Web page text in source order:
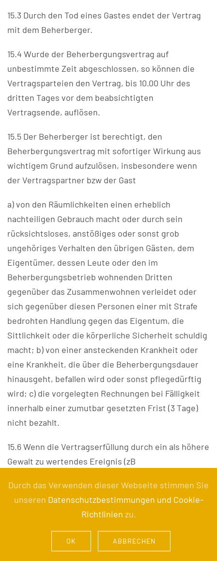
15.3 Durch den Tod eines Gastes endet der Vertrag
mit dem Beherberger.
15.4 Wurde der Beherbergungsvertrag auf
unbestimmte Zeit abgeschlossen, so können die
Vertragsparteien den Vertrag, bis 10.00 Uhr des
dritten Tages vor dem beabsichtigten
Vertragsende, auflösen.
15.5 Der Beherberger ist berechtigt, den
Beherbergungsvertrag mit sofortiger Wirkung aus
wichtigem Grund aufzulösen, insbesondere wenn
der Vertragspartner bzw der Gast
a) von den Räumlichkeiten einen erheblich
nachteiligen Gebrauch macht oder durch sein
rücksichtsloses, anstößiges oder sonst grob
ungehöriges Verhalten den übrigen Gästen, dem
Eigentümer, dessen Leute oder den im
Beherbergungsbetrieb wohnenden Dritten
gegenüber das Zusammenwohnen verleidet oder
sich gegenüber diesen Personen einer mit Strafe
bedrohten Handlung gegen das Eigentum, die
Sittlichkeit oder die körperliche Sicherheit schuldig
macht; b) von einer ansteckenden Krankheit oder
eine Krankheit, die über die Beherbergungsdauer
hinausgeht, befallen wird oder sonst pflegedürftig
wird; c) die vorgelegten Rechnungen bei Fälligkeit
innerhalb einer zumutbar gesetzten Frist (3 Tage)
nicht bezahlt.
15.6 Wenn die Vertragserfüllung durch ein als höhere
Gewalt zu wertendes Ereignis (zB
behördliche Verfügungen etc) unmöglich wird, kann
der Beherberger den Beherbergungsvertrag
jederzeit ohne Einhaltung einer Kündigungsfrist
auflösen, sofern der Vertrag nicht bereits nach dem
Gesetz als aufgelöst gilt, oder der Beherberger von
Durch das Verwenden dieser Webseite stimmen Sie
unseren Datenschutzbestimmungen und Cookie-
Richtlinien zu.
OK ABBRECHEN